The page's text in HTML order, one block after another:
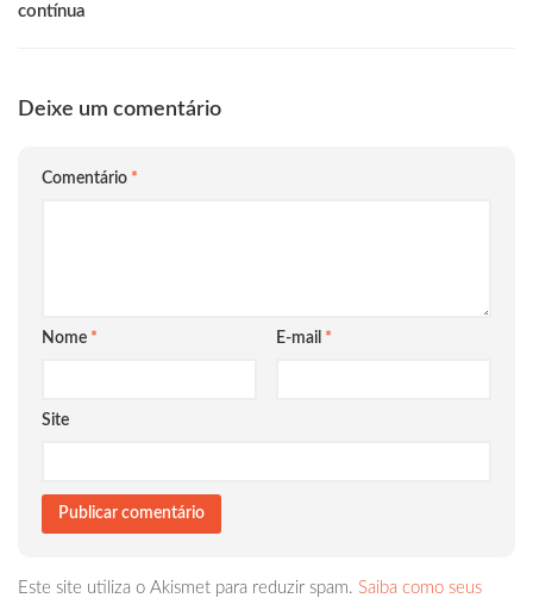
contínua
Deixe um comentário
Comentário *
Nome * E-mail *
Site
Este site utiliza o Akismet para reduzir spam. Saiba como seus